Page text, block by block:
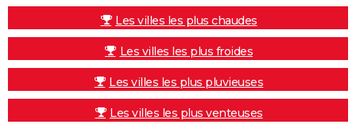
Les villes les plus chaudes
Les villes les plus froides
Les villes les plus pluvieuses
Les villes les plus venteuses